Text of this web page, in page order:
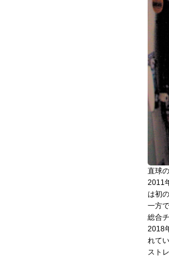
直球
2011
は初
一方
総合
2018
れて
スト